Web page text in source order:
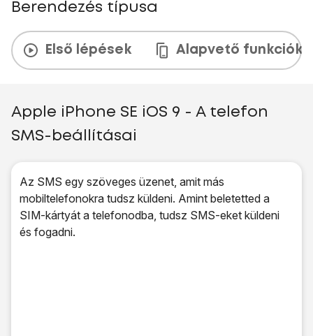
Berendezés típusa
Első lépések Alapvető funkciók
Apple iPhone SE iOS 9 - A telefon
SMS-beállításai
Az SMS egy szöveges üzenet, amit más
mobiltelefonokra tudsz küldeni. Amint beletetted a
SIM-kártyát a telefonodba, tudsz SMS-eket küldeni
és fogadni.